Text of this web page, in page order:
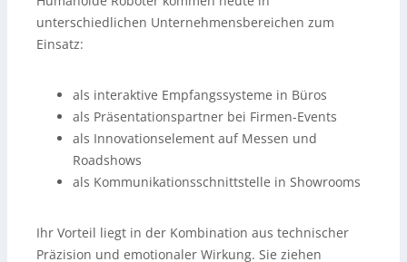
unterschiedlichen Unternehmensbereichen zum
Einsatz:
als interaktive Empfangssysteme in Büros
als Präsentationspartner bei Firmen-Events
als Innovationselement auf Messen und
Roadshows
als Kommunikationsschnittstelle in Showrooms
Ihr Vorteil liegt in der Kombination aus technischer
Präzision und emotionaler Wirkung. Sie ziehen